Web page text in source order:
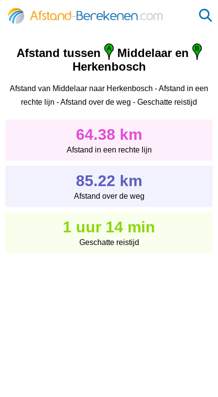
Afstand tussen
Middelaar en
Herkenbosch
Afstand van Middelaar naar Herkenbosch - Afstand in een
rechte lijn - Afstand over de weg - Geschatte reistijd
64.38 km
Afstand in een rechte lijn
85.22 km
Afstand over de weg
1 uur 14 min
Geschatte reistijd